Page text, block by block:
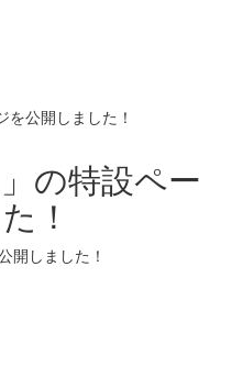
を公開しました！
の特設ペー
！
開しました！